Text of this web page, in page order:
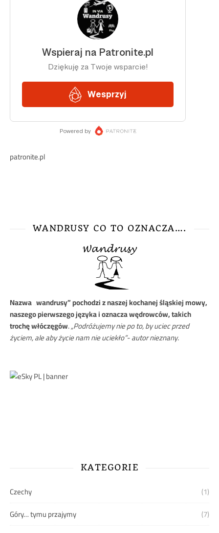
patronite.pl
WANDRUSY CO TO OZNACZA….
Nazwa„wandrusy” pochodzi z naszej kochanej śląskiej mowy,
naszego pierwszego języka i oznacza wędrowców, takich
trochę włóczęgów.„Podróżujemy nie po to, by uciec przed
życiem, ale aby życie nam nie uciekło”- autor nieznany.
KATEGORIE
Czechy
(1)
Góry… tymu przajymy
(7)